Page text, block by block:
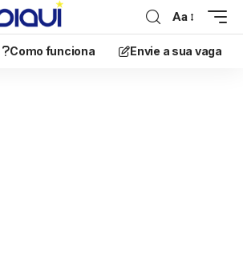
Aa
Como funciona Envie a sua vaga